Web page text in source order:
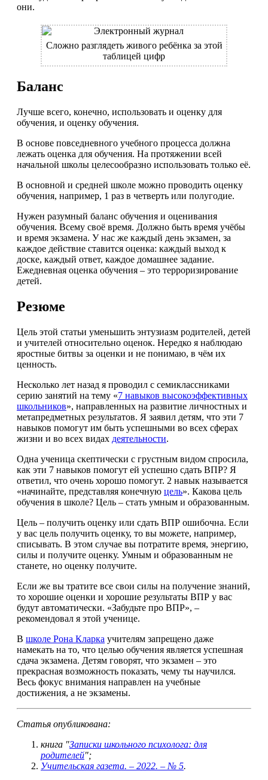
они.
Сложно разглядеть живого ребёнка за этой
таблицей цифр
Баланс
Лучше всего, конечно, использовать и оценку для
обучения, и оценку обучения.
В основе повседневного учебного процесса должна
лежать оценка для обучения. На протяжении всей
начальной школы целесообразно использовать только её.
В основной и средней школе можно проводить оценку
обучения, например, 1 раз в четверть или полугодие.
Нужен разумный баланс обучения и оценивания
обучения. Всему своё время. Должно быть время учёбы
и время экзамена. У нас же каждый день экзамен, за
каждое действие ставится оценка: каждый выход к
доске, каждый ответ, каждое домашнее задание.
Ежедневная оценка обучения – это терроризирование
детей.
Резюме
Цель этой статьи уменьшить энтузиазм родителей, детей
и учителей относительно оценок. Нередко я наблюдаю
яростные битвы за оценки и не понимаю, в чём их
ценность.
Несколько лет назад я проводил с семиклассниками
серию занятий на тему «7 навыков высокоэффективных
школьников», направленных на развитие личностных и
метапредметных результатов. Я заявил детям, что эти 7
навыков помогут им быть успешными во всех сферах
жизни и во всех видах деятельности.
Одна ученица скептически с грустным видом спросила,
как эти 7 навыков помогут ей успешно сдать ВПР? Я
ответил, что очень хорошо помогут. 2 навык называется
«начинайте, представляя конечную цель». Какова цель
обучения в школе? Цель – стать умным и образованным.
Цель – получить оценку или сдать ВПР ошибочна. Если
у вас цель получить оценку, то вы можете, например,
списывать. В этом случае вы потратите время, энергию,
силы и получите оценку. Умным и образованным не
станете, но оценку получите.
Если же вы тратите все свои силы на получение знаний,
то хорошие оценки и хорошие результаты ВПР у вас
будут автоматически. «Забудьте про ВПР», –
рекомендовал я этой ученице.
В школе Рона Кларка учителям запрещено даже
намекать на то, что целью обучения является успешная
сдача экзамена. Детям говорят, что экзамен – это
прекрасная возможность показать, чему ты научился.
Весь фокус внимания направлен на учебные
достижения, а не экзамены.
Статья опубликована:
книга "Записки школьного психолога: для
родителей";
Учительская газета. – 2022. – № 5.